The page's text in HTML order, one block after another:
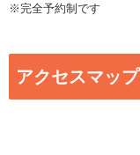
※完全予約制です
アクセスマップ